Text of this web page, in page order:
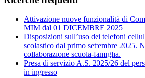
Attivazione nuove funzionalità di
MIM dal 01 DICEMBRE 2025
Disposizioni sull’uso dei telefoni
scolastico dal primo settembre 2025.
collaborazione scuola-famiglia.
Presa di servizio A.S. 2025/26 del
in ingresso